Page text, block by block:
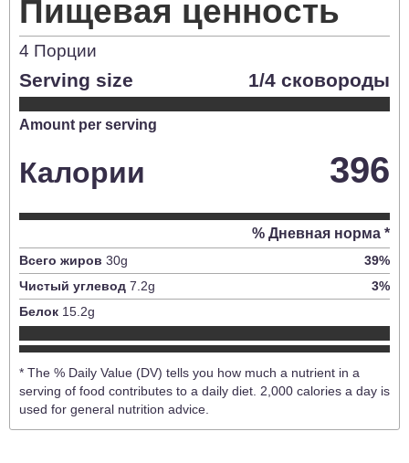
Пищевая ценность
4 Порции
Serving size 1/4 сковороды
Amount per serving
Калории 396
% Дневная норма *
Всего жиров 30g 39%
Чистый углевод 7.2g 3%
Белок 15.2g
* The % Daily Value (DV) tells you how much a nutrient in a
serving of food contributes to a daily diet. 2,000 calories a day is
used for general nutrition advice.